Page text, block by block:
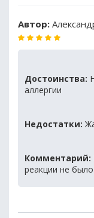
Автор:
Достоинства:
аллергии
Недостатки:
Комментарий:
реакции не было.